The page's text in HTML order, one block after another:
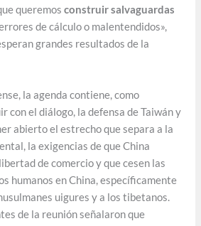
queremos construir salvaguardas
de cálculo o malentendidos»,
grandes resultados de la
la agenda contiene, como
con el diálogo, la defensa de Taiwán y
abierto el estrecho que separa a la
la exigencias de que China
de comercio y que cesen las
humanos en China, específicamente
uigures y a los tibetanos.
de la reunión señalaron que